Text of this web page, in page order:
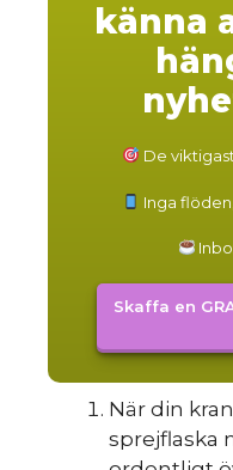
känna
De
Inga
Skaffa en
När din
sprejflaska